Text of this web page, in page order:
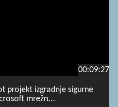
00:09:27
projekt izgradnje sigurne
mrežn...